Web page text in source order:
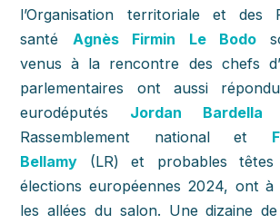
l’Organisation territoriale et des
santé Agnès Firmin Le Bodo
venus à la rencontre des chefs
parlementaires ont aussi
eurodéputés Jordan Bardella
Rassemblement national et
Bellamy (LR) et probables
élections européennes 2024, ont
les allées du salon. Une dizaine